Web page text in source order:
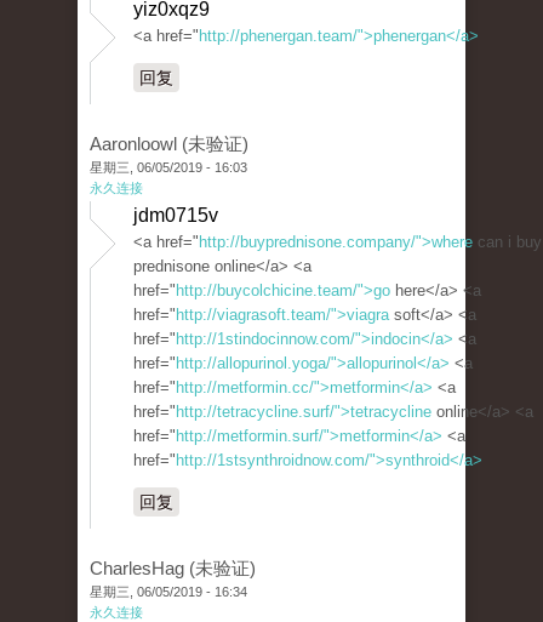
yiz0xqz9
<a href=" http://phenergan.team/">phenergan</a>
回复
Aaronloowl (未验证)
星期三, 06/05/2019 - 16:03
永久连接
jdm0715v
<a href=" http://buyprednisone.company/">where can i buy
prednisone online</a> <a
href=" http://buycolchicine.team/">go here</a> <a
href=" http://viagrasoft.team/">viagrasoft</a> <a
href=" http://1stindocinnow.com/">indocin</a> <a
href=" http://allopurinol.yoga/">allopurinol</a> <a
href=" http://metformin.cc/">metformin</a> <a
href=" http://tetracycline.surf/">tetracycline online</a> <a
href=" http://metformin.surf/">metformin</a> <a
href=" http://1stsynthroidnow.com/">synthroid</a>
回复
CharlesHag (未验证)
星期三, 06/05/2019 - 16:34
永久连接